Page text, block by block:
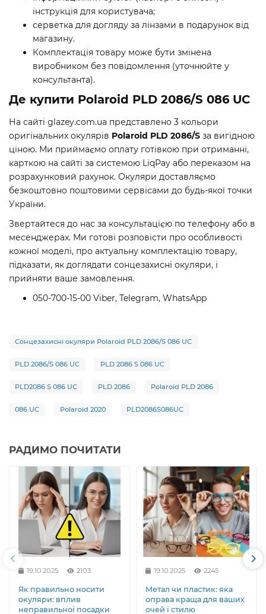
інструкція для користувача;
серветка для догляду за лінзами в подарунок від
магазину.
Комплектація товару може бути змінена
виробником без повідомлення (уточнюйте у
консультанта).
Де купити Polaroid PLD 2086/S 086 UC
На сайті glazey.com.ua представлено 3 кольори
оригінальних окулярів Polaroid PLD 2086/S за вигідною
ціною. Ми приймаємо оплату готівкою при отриманні,
карткою на сайті за системою LiqPay або переказом на
розрахунковий рахунок. Окуляри доставляємо
безкоштовно поштовими сервісами до будь-якої точки
України.
Звертайтеся до нас за консультацією по телефону або в
месенджерах. Ми готові розповісти про особливості
кожної моделі, про актуальну комплектацію товару,
підказати, як доглядати сонцезахисні окуляри, і
прийняти ваше замовлення.
050-700-15-00 Viber, Telegram, WhatsApp
Сонцезахисні окуляри Polaroid PLD 2086/S 086 UC
PLD 2086/S 086 UC PLD 2086 S 086 UC
PLD2086 S 086 UC PLD 2086 Polaroid PLD 2086
086 UC Polaroid 2020 PLD2086S086UC
РАДИМО ПОЧИТАТИ
19.10.2025 2103
Як правильно носити
окуляри: вплив
неправильної посадки
19.10.2025 2245
Метал чи пластик: яка
оправа краща для ваших
очей і стилю